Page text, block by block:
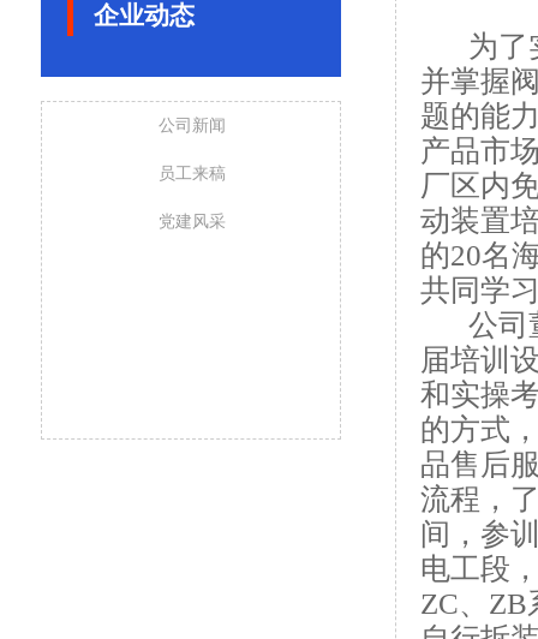
企业动态
公司新闻
员工来稿
党建风采
为了
并掌握
题的能
产品市
厂区内
动装置
的20名
共同学
公司
届培训
和实操
的方式
品售后
流程，
间，参
电工段
ZC、ZB